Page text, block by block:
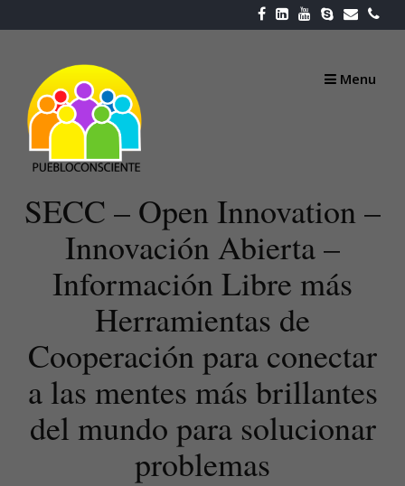
to
Menu
SECC – Open Innovation –
Innovación Abierta –
Información Libre más
Herramientas de
Cooperación para conectar
a las mentes más brillantes
del mundo para solucionar
problemas